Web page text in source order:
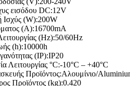
– Φορτιστές
Μπαταριοθήκες
Μπαταρίες Silver Oxide –
Αλκαλικές Μπαταρίες
Επαναφορτιζόμενες Μπαταρίες
Μπαταρίες Λιθίου
Μπαταρίες Μολύβδου
Τροφοδοτικά
εισόδου DC:12V
Ισχύς (W):200W
(Α):16700mA
(Hz):50/60Hz
(h):10000h
(IP):IP20
Λειτουργίας °C:-10°C – +40°C
Προϊόντος:Αλουμίνιο/
Προϊόντος (kg):0.420